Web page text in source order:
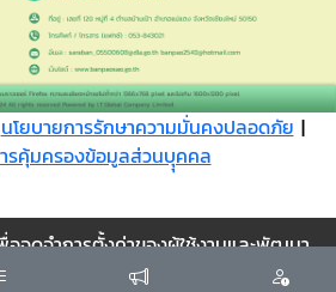
นโยบายการรักษาความมั่นคงปลอดภัย |
รคุ้มครองข้อมูลส่วนบุุคคล
อจดจำการตั้งค่าของผู้ใช้งานและพัฒนา
งานของคุณให้ดียิ่งขึ้น